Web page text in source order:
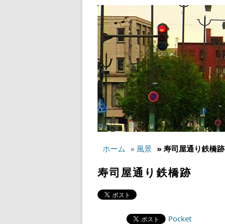
ホーム » 風景 » 寿司屋通り鉄橋跡
寿司屋通り鉄橋跡
Pocket